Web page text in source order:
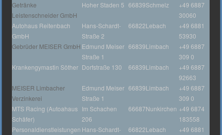
Getränke
Leistenschneider GmbH
Hoher Staden 5 66839Schmelz
+49 6887
30060
Autohaus Reitenbach
GmbH
Hans-Schardt-
Straße 2
66822Lebach
+49 6881
53930
Gebrüder MEISER GmbH Edmund Meiser
Straße 1
66839Limbach
+49 6887
309 0
Krankengymastin Söther Dorfstraße 130 66839Limbach
+49 6887
92663
MEISER Limbacher
Verzinkerei
Edmund Meiser
Straße 1
66839Limbach
+49 6887
309 0
MTS Racing (Autoahaus
Schäfer)
Im Schachen
206
66687Nunkirchen +49 6874
183558
Personaldienstleistungen Hans-Schardt-
66822Lebach
+49 6881